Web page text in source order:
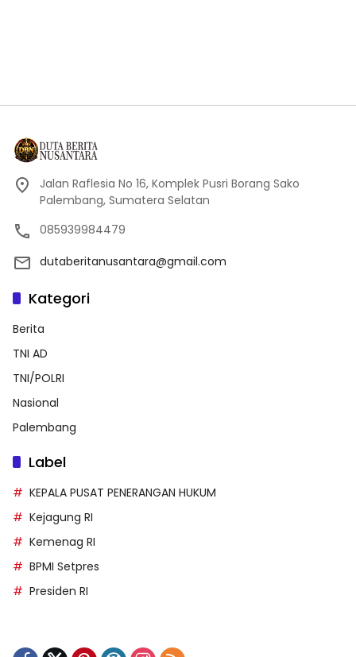
Jalan Raflesia No 16, Komplek Pusri Borang Sako
Palembang, Sumatera Selatan
085939984479
dutaberitanusantara@gmail.com
Kategori
Berita
TNI AD
TNI/POLRI
Nasional
Palembang
Label
KEPALA PUSAT PENERANGAN HUKUM
Kejagung RI
Kemenag RI
BPMI Setpres
Presiden RI